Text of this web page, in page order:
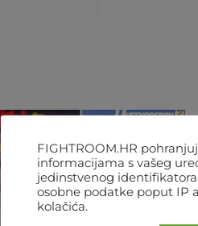
FIGHTROOM.HR
informacijama s vašeg
jedinstvenog
osobne podatke poput IP
kolačića.